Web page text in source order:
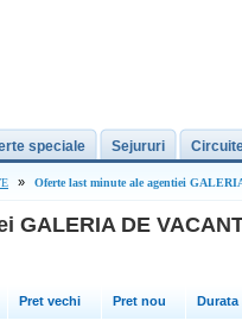
speciale Sejururi
» Oferte last minute ale agentiei
GALERIA DE
Pret vechi Pret nou Durata